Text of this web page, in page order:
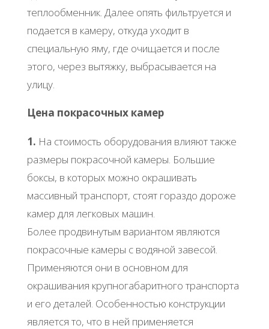
теплообменник. Далее опять фильтруется и
подается в камеру, откуда уходит в
специальную яму, где очищается и после
этого, через вытяжку, выбрасывается на
улицу.
Цена покрасочных камер
1. На стоимость оборудования влияют также
размеры покрасочной камеры. Большие
боксы, в которых можно окрашивать
массивный транспорт, стоят гораздо дороже
камер для легковых машин.
Более продвинутым вариантом являются
покрасочные камеры с водяной завесой.
Применяются они в основном для
окрашивания крупногабаритного транспорта
и его деталей. Особенностью конструкции
является то, что в ней применяется